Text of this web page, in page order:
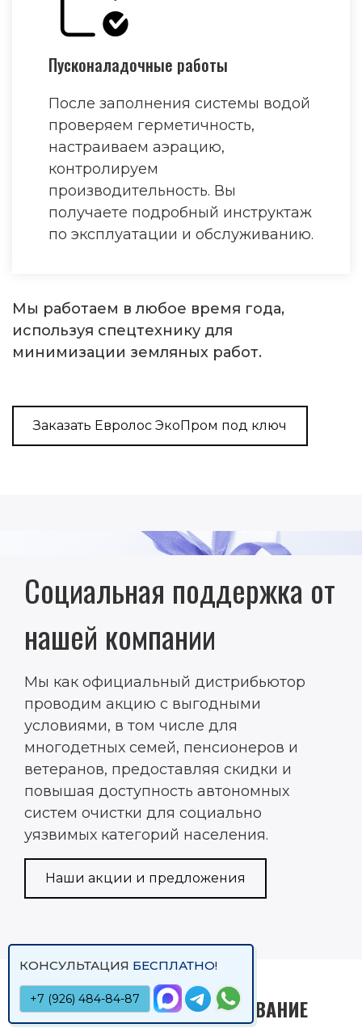
Пусконаладочные работы
После заполнения системы водой
проверяем герметичность,
настраиваем аэрацию,
контролируем
производительность. Вы
получаете подробный инструктаж
по эксплуатации и обслуживанию.
Мы работаем в любое время года,
используя спецтехнику для
минимизации земляных работ.
Заказать Евролос ЭкоПром под ключ
Социальная поддержка от
нашей компании
Мы как официальный дистрибьютор
проводим акцию с выгодными
условиями, в том числе для
многодетных семей, пенсионеров и
ветеранов, предоставляя скидки и
повышая доступность автономных
систем очистки для социально
уязвимых категорий населения.
Наши акции и предложения
ТЕХНИЧЕСКОЕ ОБСЛУЖИВАНИЕ
КОНСУЛЬТАЦИЯ БЕСПЛАТНО!
+7 (926) 484-84-87